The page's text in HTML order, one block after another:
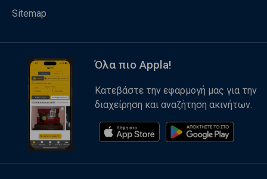
Sitemap
Όλα πιο Appla!
Κατεβάστε την εφαρμογή μας για την
διαχείρηση και αναζήτηση ακινήτων.